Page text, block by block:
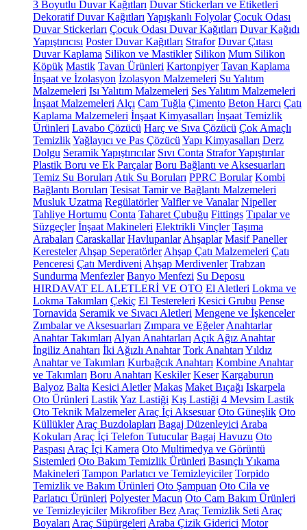
3 Boyutlu Duvar Kağıtları Duvar Stickerları ve Etiketleri
Dekoratif Duvar Kağıtları Yapışkanlı Folyolar Çocuk Odası
Duvar Stickerları Çocuk Odası Duvar Kağıtları Duvar Kağıdı
Yapıştırıcısı Poster Duvar Kağıtları Strafor Duvar Çıtası
Duvar Kaplama Silikon ve Mastikler Silikon Mum Silikon
Köpük Mastik Tavan Ürünleri Kartonpiyer Tavan Kaplama
İnşaat ve İzolasyon İzolasyon Malzemeleri Su Yalıtım
Malzemeleri Isı Yalıtım Malzemeleri Ses Yalıtım Malzemeleri
İnşaat Malzemeleri Alçı Cam Tuğla Çimento Beton Harcı Çatı
Kaplama Malzemeleri İnşaat Kimyasalları İnşaat Temizlik
Ürünleri Lavabo Çözücü Harç ve Sıva Çözücü Çok Amaçlı
TemizlikYağlayıcı ve Pas Çözücü Yapı Kimyasalları Derz
Dolgu Seramik Yapıştırıcılar Sıvı Conta Strafor Yapıştırılar
Plastik Boru ve Ek Parçalar Boru Bağlantı ve Aksesuarları
Temiz Su Boruları Atık Su Boruları PPRC Borular Kombi
Bağlantı Boruları Tesisat Tamir ve Bağlantı Malzemeleri
Musluk Uzatma Regülatörler Valfler ve Vanalar Nipeller
Tahliye Hortumu Conta Taharet Çubuğu Fittings Tıpalar ve
Süzgeçler İnşaat Makineleri Elektrikli Vinçler Taşıma
Arabaları Caraskallar Havlupanlar Ahşaplar Masif Paneller
Keresteler Ahşap Seperatörler Ahşap Çatı Malzemeleri Çatı
Penceresi Çatı Merdiveni Ahşap Merdivenler Trabzan
Sundurma Menfezler Banyo Menfezi Su Deposu
HIRDAVAT EL ALETLERİ VE OTO El Aletleri Lokma ve
Lokma Takımları Çekiç El Testereleri Kesici Grubu Pense
Tornavida Seramik ve Sıvacı Aletleri Mengene ve İşkenceler
Zımbalar ve Aksesuarları Zımpara ve Eğeler Anahtarlar
Anahtar Takımları Alyan Anahtarları Açık Ağız Anahtar
İngiliz Anahtarı İki Ağızlı Anahtar Tork Anahtarı Yıldız
Anahtar ve Takımları Kurbağcık Anahtarı Kombine Anahtar
ve Takımları Boru Anahtarı Keskiler Keser Kargaburun
Balyoz Balta Kesici Aletler Makas Maket Bıçağı Iskarpela
Oto Ürünleri LastikYaz Lastiği Kış Lastiği 4 Mevsim Lastik
Oto Teknik Malzemeler Araç İçi Aksesuar Oto Güneşlik Oto
Küllükler Araç Buzdolapları Bagaj Düzenleyici Araba
Kokuları Araç İçi Telefon Tutucular Bagaj Havuzu Oto
Paspası Araç İçi Kamera Oto Multimedya ve Görüntü
Sistemleri Oto Bakım Temizlik Ürünleri Basınçlı Yıkama
Makineleri Tampon Parlatıcı ve Temizleyiciler Torpido
Temizlik ve Bakım Ürünleri Oto Şampuan Oto Cila ve
Parlatıcı Ürünleri Polyester Macun Oto Cam Bakım Ürünleri
ve Temizleyiciler Mikrofiber Bez Araç Temizlik Seti Araç
Boyaları Araç Süpürgeleri Araba Çizik Giderici Motor